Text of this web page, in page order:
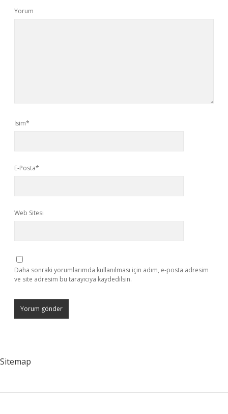
Yorum
İsim*
E-Posta*
Web Sitesi
Daha sonraki yorumlarımda kullanılması için adım, e-posta adresim
ve site adresim bu tarayıcıya kaydedilsin.
Sitemap